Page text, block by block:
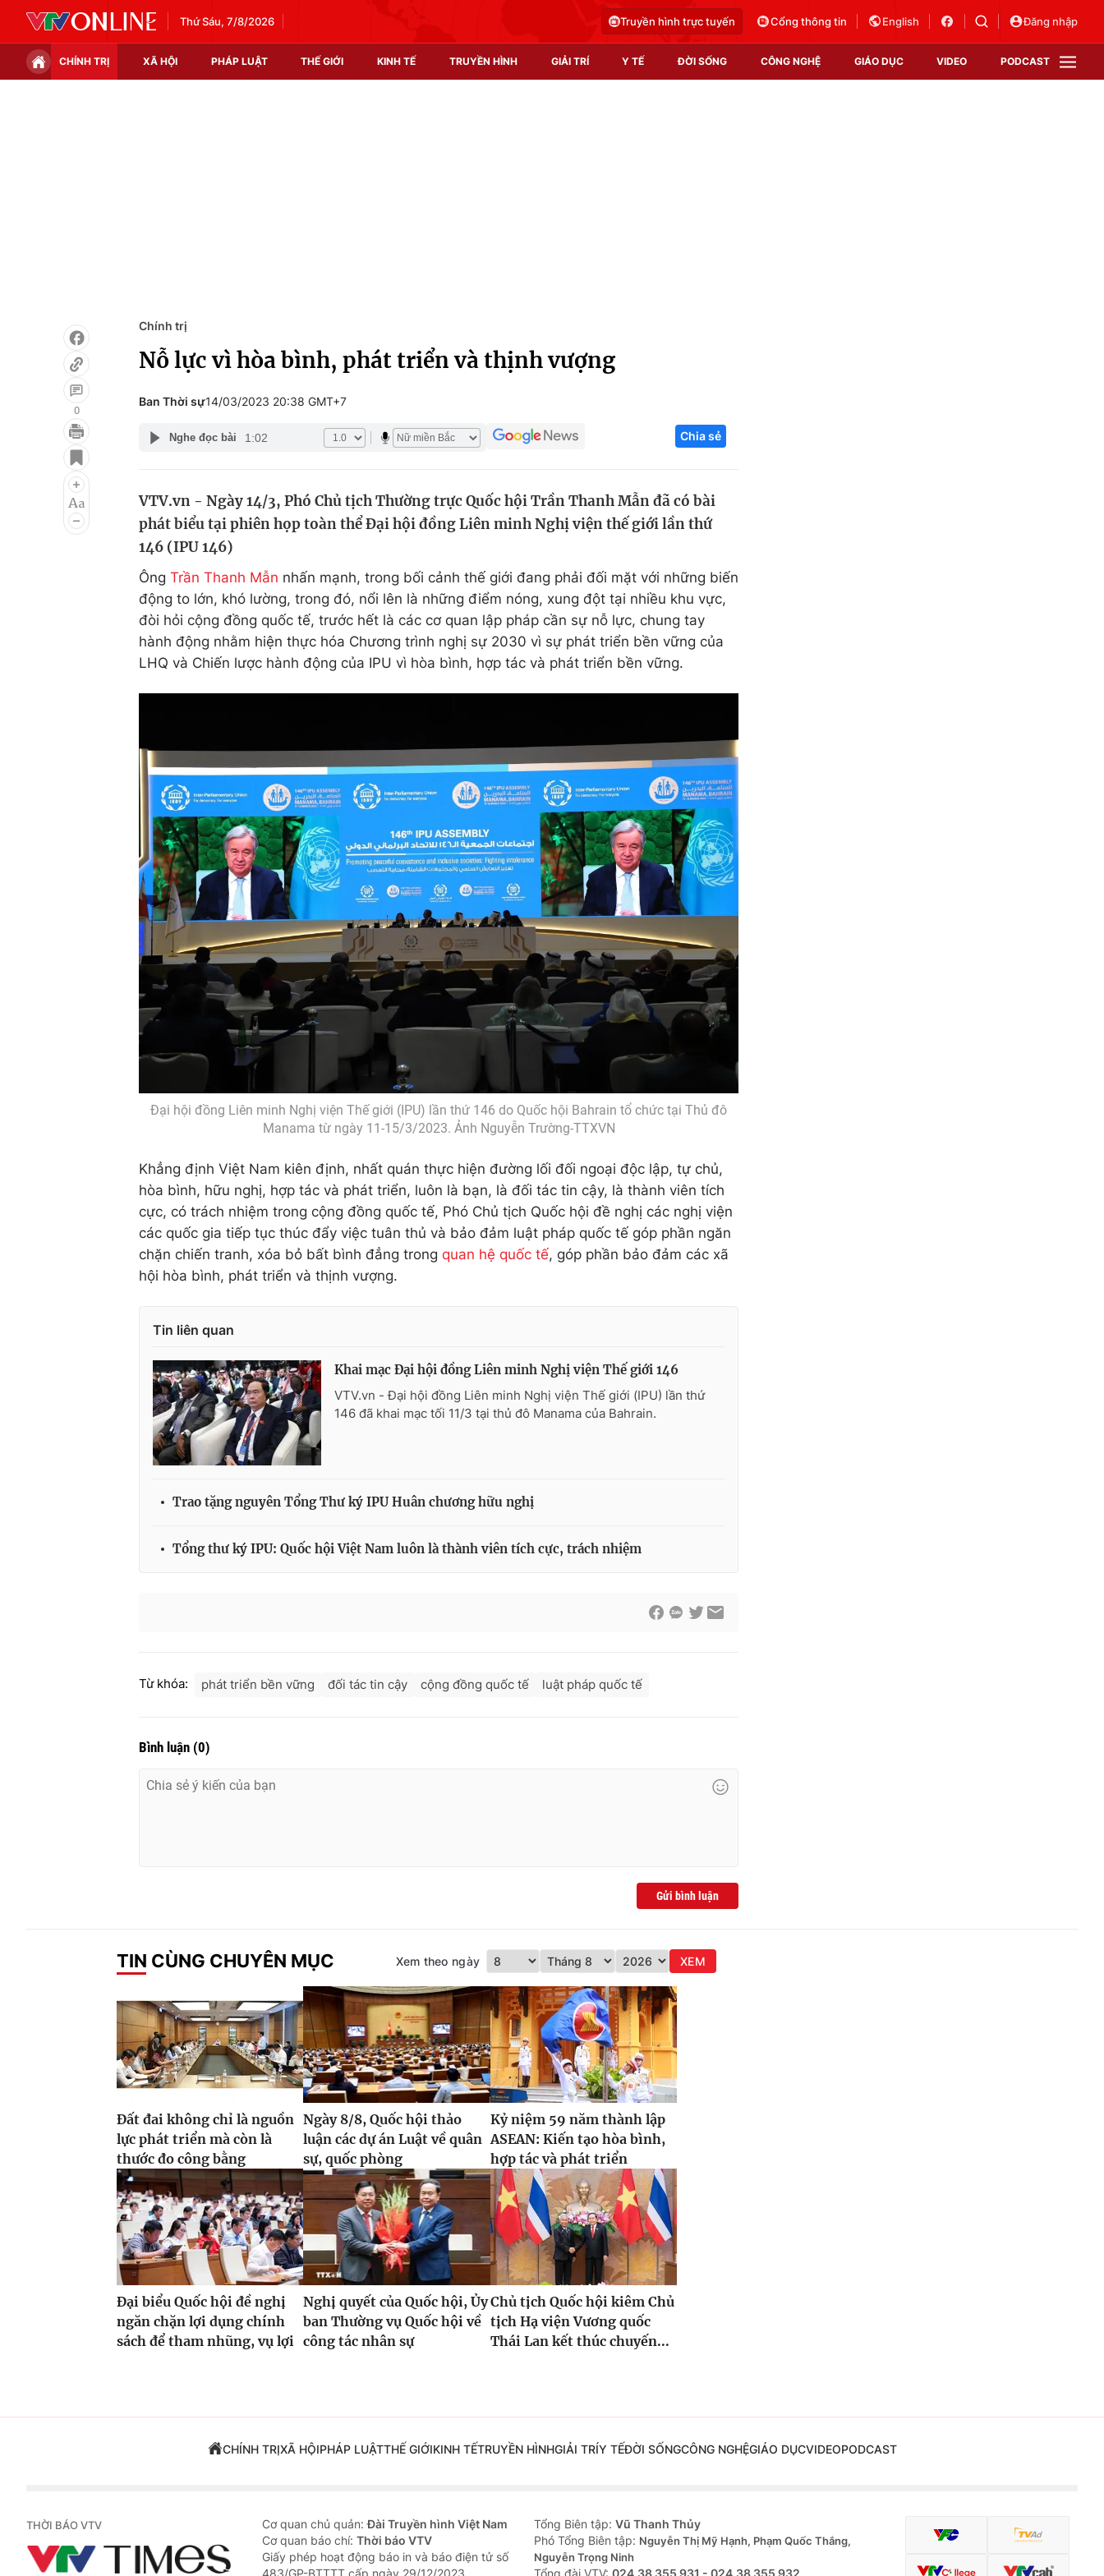
Thứ Sáu, 7/8/2026 Truyền hình trực tuyến Cổng thông tin English Đăng nhập
CHÍNH TRỊ XÃ HỘI PHÁP LUẬT THẾ GIỚI KINH TẾ TRUYỀN HÌNH GIẢI TRÍ Y TẾ ĐỜI SỐNG CÔNG NGHỆ GIÁO DỤC VIDEO PODCAST
Điện ảnh
Âm nhạc
Làm đẹp
Chất lượng cuộc sống
Giáo dục
Học trực tuyến
Công nghệ
Sản phẩm
Tư vấn
0
Chính trị
Nỗ lực vì hòa bình, phát triển và thịnh vượng
Ban Thời sự14/03/2023 20:38 GMT+7
Nghe đọc bài 1:02 Chia sẻ
VTV.vn - Ngày 14/3, Phó Chủ tịch Thường trực Quốc hội Trần Thanh Mẫn đã có bài
phát biểu tại phiên họp toàn thể Đại hội đồng Liên minh Nghị viện thế giới lần thứ
146 (IPU 146)
Ông Trần Thanh Mẫn nhấn mạnh, trong bối cảnh thế giới đang phải đối mặt với những biến
động to lớn, khó lường, trong đó, nổi lên là những điểm nóng, xung đột tại nhiều khu vực,
đòi hỏi cộng đồng quốc tế, trước hết là các cơ quan lập pháp cần sự nỗ lực, chung tay
hành động nhằm hiện thực hóa Chương trình nghị sự 2030 vì sự phát triển bền vững của
LHQ và Chiến lược hành động của IPU vì hòa bình, hợp tác và phát triển bền vững.
Đại hội đồng Liên minh Nghị viện Thế giới (IPU) lần thứ 146 do Quốc hội Bahrain tổ chức tại Thủ đô
Manama từ ngày 11-15/3/2023. Ảnh Nguyễn Trường-TTXVN
Khẳng định Việt Nam kiên định, nhất quán thực hiện đường lối đối ngoại độc lập, tự chủ,
hòa bình, hữu nghị, hợp tác và phát triển, luôn là bạn, là đối tác tin cậy, là thành viên tích
cực, có trách nhiệm trong cộng đồng quốc tế, Phó Chủ tịch Quốc hội đề nghị các nghị viện
các quốc gia tiếp tục thúc đẩy việc tuân thủ và bảo đảm luật pháp quốc tế góp phần ngăn
chặn chiến tranh, xóa bỏ bất bình đẳng trong quan hệ quốc tế, góp phần bảo đảm các xã
hội hòa bình, phát triển và thịnh vượng.
Tin liên quan
Khai mạc Đại hội đồng Liên minh Nghị viện Thế giới 146
VTV.vn - Đại hội đồng Liên minh Nghị viện Thế giới (IPU) lần thứ
146 đã khai mạc tối 11/3 tại thủ đô Manama của Bahrain.
Trao tặng nguyên Tổng Thư ký IPU Huân chương hữu nghị
Tổng thư ký IPU: Quốc hội Việt Nam luôn là thành viên tích cực, trách nhiệm
Từ khóa: phát triển bền vững đối tác tin cậy cộng đồng quốc tế luật pháp quốc tế
Bình luận (0)
Gửi bình luận
TIN CÙNG CHUYÊN MỤC Xem theo ngày XEM
Đất đai không chỉ là nguồn
lực phát triển mà còn là
thước đo công bằng
Ngày 8/8, Quốc hội thảo
luận các dự án Luật về quân
sự, quốc phòng
Kỷ niệm 59 năm thành lập
ASEAN: Kiến tạo hòa bình,
hợp tác và phát triển
Đại biểu Quốc hội đề nghị
ngăn chặn lợi dụng chính
sách để tham nhũng, vụ lợi
Nghị quyết của Quốc hội, Ủy
ban Thường vụ Quốc hội về
công tác nhân sự
Chủ tịch Quốc hội kiêm Chủ
tịch Hạ viện Vương quốc
Thái Lan kết thúc chuyến...
CHÍNH TRỊXÃ HỘIPHÁP LUẬTTHẾ GIỚIKINH TẾTRUYỀN HÌNHGIẢI TRÍY TẾĐỜI SỐNGCÔNG NGHỆGIÁO DỤCVIDEOPODCAST
THỜI BÁO VTV Cơ quan chủ quản:Đài Truyền hình Việt Nam
Cơ quan báo chí: Thời báo VTV
Giấy phép hoạt động báo in và báo điện tử số
483/GP-BTTTT cấp ngày 29/12/2023
Tổng Biên tập: Vũ Thanh Thủy
Phó Tổng Biên tập: Nguyễn Thị Mỹ Hạnh, Phạm Quốc Thắng,
Nguyễn Trọng Ninh
Tổng đài VTV: 024.38 355 931 - 024.38 355 932